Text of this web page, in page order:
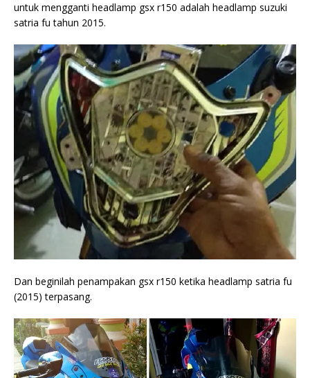
untuk mengganti headlamp gsx r150 adalah headlamp suzuki
satria fu tahun 2015.
Dan beginilah penampakan gsx r150 ketika headlamp satria fu
(2015) terpasang.